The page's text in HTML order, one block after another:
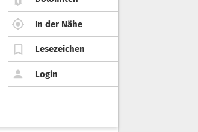
In der Nähe
Lesezeichen
Login